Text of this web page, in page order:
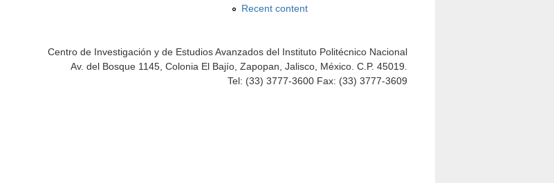
Recent content
Centro de Investigación y de Estudios Avanzados del Instituto Politécnico Nacional
Av. del Bosque 1145, Colonia El Bajío, Zapopan, Jalisco, México. C.P. 45019.
Tel: (33) 3777-3600 Fax: (33) 3777-3609